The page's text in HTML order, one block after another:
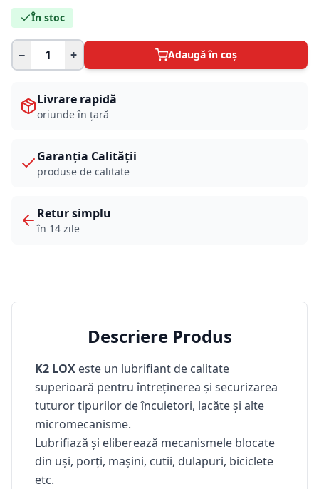
În stoc
− + Adaugă în coș
Livrare rapidă
oriunde în țară
Garanția Calității
produse de calitate
Retur simplu
în 14 zile
Descriere Produs
K2 LOX este un lubrifiant de calitate
superioară pentruîntreținerea și securizarea
tuturor tipurilor de încuietori, lacăte și alte
micromecanisme.
Lubrifiază și eliberează mecanismele blocate
din uși, porți, mașini, cutii, dulapuri, biciclete
etc.